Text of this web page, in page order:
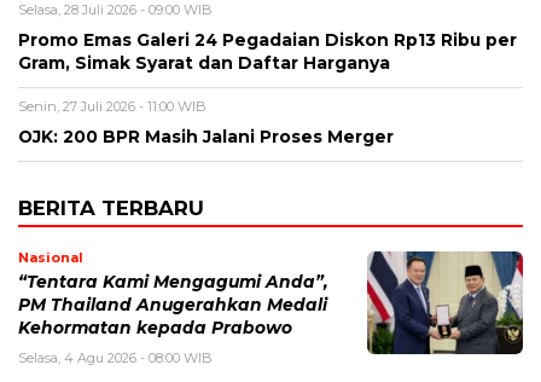
Selasa, 28 Juli 2026 - 09:00 WIB
Promo Emas Galeri 24 Pegadaian Diskon Rp13 Ribu per
Gram, Simak Syarat dan Daftar Harganya
Senin, 27 Juli 2026 - 11:00 WIB
OJK: 200 BPR Masih Jalani Proses Merger
BERITA TERBARU
Nasional
“Tentara Kami Mengagumi Anda”,
PM Thailand Anugerahkan Medali
Kehormatan kepada Prabowo
Selasa, 4 Agu 2026 - 08:00 WIB